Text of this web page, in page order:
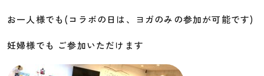
お一人様でも(コラボの日は、ヨガのみの参加が可能です)
妊婦様でも ご参加いただけます